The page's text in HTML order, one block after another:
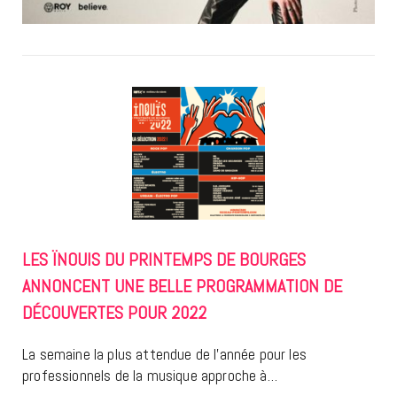
LES ÏNOUIS DU PRINTEMPS DE BOURGES
ANNONCENT UNE BELLE PROGRAMMATION DE
DÉCOUVERTES POUR 2022
La semaine la plus attendue de l’année pour les
professionnels de la musique approche à…